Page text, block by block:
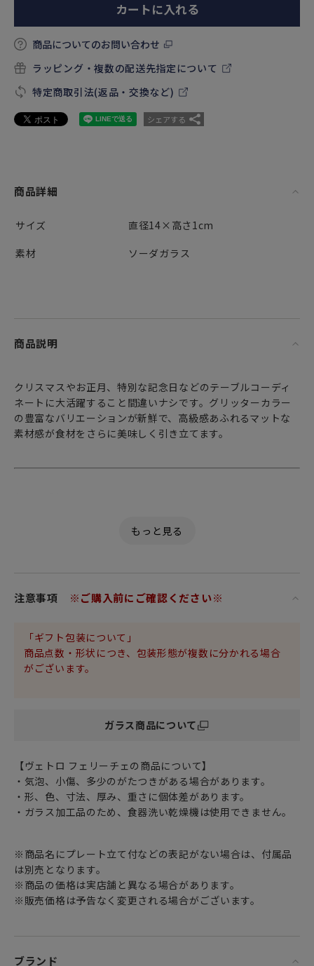
カートに入れる
商品についてのお問い合わせ
ラッピング・複数の配送先指定について
特定商取引法(返品・交換など)
シェアする
商品詳細
サイズ
直径14×高さ1cm
素材
ソーダガラス
商品説明
クリスマスやお正月、特別な記念日などのテーブルコーディ
ネートに大活躍すること間違いナシです。グリッターカラー
の豊富なバリエーションが新鮮で、高級感あふれるマットな
素材感が食材をさらに美味しく引き立てます。
「Vetro Felice（ヴェトロ フェリーチェ）」。
テーブルに少しのアクセントを加えて
少し個性が強い派手なキラキララメの入ったグリッターカラ
ーでも
食卓に並べると料理をひきたててくれる素敵なスパイスに。
飾り皿等インテリアオブジェとしてもお楽しみいただけま
普段使いの器としても、おもてなしの器としても
テーブルコーディネートを想像力豊かに楽しめる
おしゃれで遊び心溢れるガラス食器です。
注意事項 ※ご購入前にご確認ください※
「ギフト包装について」
商品点数・形状につき、包装形態が複数に分かれる場合
がございます。
ガラス商品について
【ヴェトロ フェリーチェの商品について】
・気泡、小傷、多少のがたつきがある場合があります。
・形、色、寸法、厚み、重さに個体差があります。
・ガラス加工品のため、食器洗い乾燥機は使用できません。
※商品名にプレート立て付などの表記がない場合は、付属品
は別売となります。
※商品の価格は実店舗と異なる場合があります。
※販売価格は予告なく変更される場合がございます。
ブランド